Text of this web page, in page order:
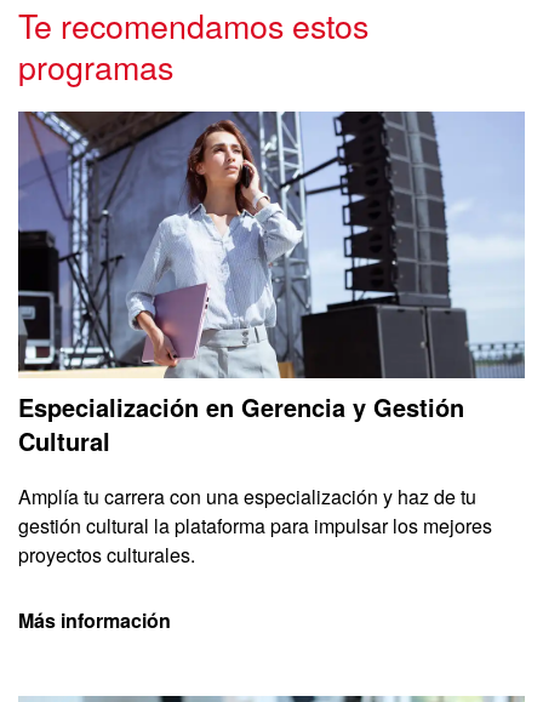
Te recomendamos estos
programas
Especialización en Gerencia y Gestión
Cultural
Amplía tu carrera con una especialización y haz de tu
gestión cultural la plataforma para impulsar los mejores
proyectos culturales.
Más información